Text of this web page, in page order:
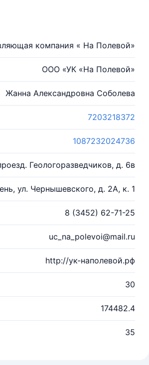
компания « На Полевой»
ООО «УК «На Полевой»
Жанна Александровна Соболева
7203218372
1087232024736
Геологоразведчиков, д. 6в
ул. Чернышевского, д. 2А, к. 1
8 (3452) 62-71-25
uc_na_polevoi@mail.ru
http://ук-наполевой.рф
30
174482.4
35